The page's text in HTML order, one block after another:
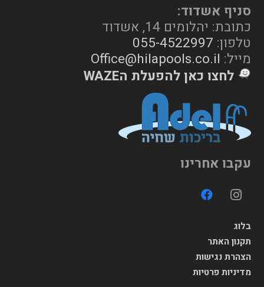
סניף אשדוד:
כתובת: יהלומים 14, אשדוד
טלפון: 055-4522997
מייל: Office@hilapools.co.il
לחצו כאן להפעלת הWAZE
עקבו אחרינו
בלוג
תקנון האתר
הצהרת נגישות
מדיניות פרטיות